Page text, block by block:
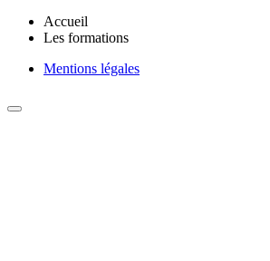
Accueil
Les formations
Mentions légales